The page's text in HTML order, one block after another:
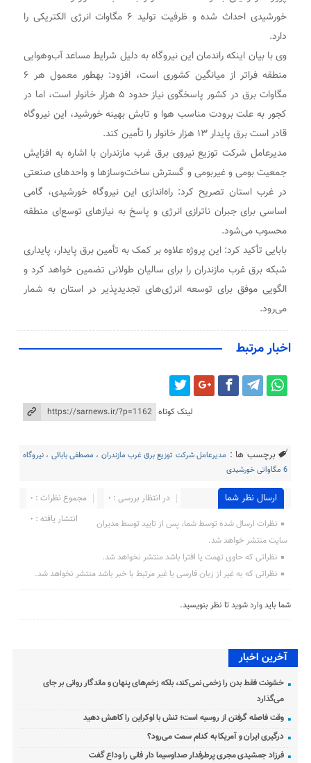
خورشیدی احداث شده و ظرفیت تولید ۶ مگاوات انرژی الکتریکی را
دارد.
وی با بیان اینکه راندمان این نیروگاه به دلیل شرایط مساعد آب‌وهوایی
منطقه فراتر از میانگین کشوری است، افزود: بهطور معمول هر ۶
مگاوات برق در کشور پاسخگوی نیاز حدود ۵ هزار خانوار است، اما در
کجور به علت برودت مناسب هوا و تابش بهینه خورشید، این نیروگاه
قادر است برق پایدار ۱۳ هزار خانوار را تأمین کند.
مدیرعامل شرکت توزیع نیروی برق غرب مازندران با اشاره به افزایش
جمعیت بومی و غیربومی و گسترش ساخت‌وسازها و واحدهای صنعتی
در غرب استان تصریح کرد: راه‌اندازی این نیروگاه خورشیدی، گامی
اساسی برای جبران ناترازی انرژی و پاسخ به نیازهای توسع‌ای منطقه
محسوب می‌شود.
بابایی تأکید کرد: این پروژه علاوه بر کمک به تأمین برق پایدار، پایداری
شبکه برق غرب مازندران را برای سالیان طولانی تضمین خواهد کرد و
الگویی موفق برای توسعه انرژی‌های تجدیدپذیر در استان به شمار
می‌رود.
اخبار مرتبط
لینک کوتاه
برچسب ها : مدیرعامل شرکت توزیع برق غرب مازندران ، مصطفی بابائی ، نیروگاه
6 مگاواتی خورشیدی
ارسال نظر شما مجموع نظرات : 0
در انتظار بررسی : 0
انتشار یافته : 0
نظرات ارسال شده توسط شما، پس از تایید توسط مدیران
سایت منتشر خواهد شد.
نظراتی که حاوی تهمت یا افترا باشد منتشر نخواهد شد.
نظراتی که به غیر از زبان فارسی یا غیر مرتبط با خبر باشد منتشر نخواهد شد.
شما بایدوارد شویدتا نظر بنویسید.
آخرین اخبار
خشونت فقط بدن را زخمی نمی‌کند، بلکه زخم‌های پنهان و ماندگار روانی بر جای
می‌گذارد
وقت فاصله گرفتن از روسیه است؛ تنش با اوکراین را کاهش دهید
درگیری ایران و آمریکا به کدام سمت می‌رود؟
فرزاد جمشیدی مجری پرطرفدار صداوسیما دار فانی را وداع گفت